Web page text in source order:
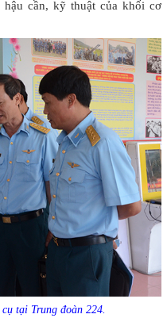
cần, kỹ thuật của khối cơ
tại Trung đoàn 224.